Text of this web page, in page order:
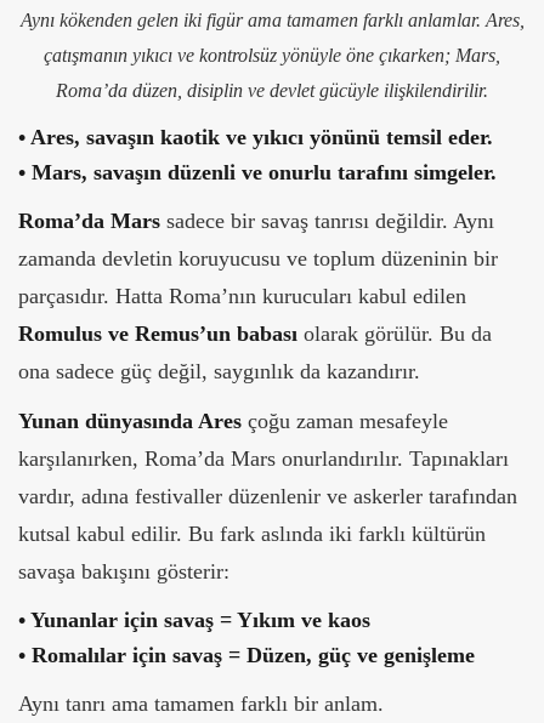
Aynı kökenden gelen iki figür ama tamamen farklı anlamlar. Ares,
çatışmanın yıkıcı ve kontrolsüz yönüyle öne çıkarken; Mars,
Roma’da düzen, disiplin ve devlet gücüyle ilişkilendirilir.
• Ares, savaşın kaotik ve yıkıcı yönünü temsil eder.
• Mars, savaşın düzenli ve onurlu tarafını simgeler.
Roma’da Mars sadece bir savaş tanrısı değildir. Aynı
zamanda devletin koruyucusu ve toplum düzeninin bir
parçasıdır. Hatta Roma’nın kurucuları kabul edilen
Romulus ve Remus’un babası olarak görülür. Bu da
ona sadece güç değil, saygınlık da kazandırır.
Yunan dünyasında Ares çoğu zaman mesafeyle
karşılanırken, Roma’da Mars onurlandırılır. Tapınakları
vardır, adına festivaller düzenlenir ve askerler tarafından
kutsal kabul edilir. Bu fark aslında iki farklı kültürün
savaşa bakışını gösterir:
• Yunanlar için savaş = Yıkım ve kaos
• Romalılar için savaş = Düzen, güç ve genişleme
Aynı tanrı ama tamamen farklı bir anlam.